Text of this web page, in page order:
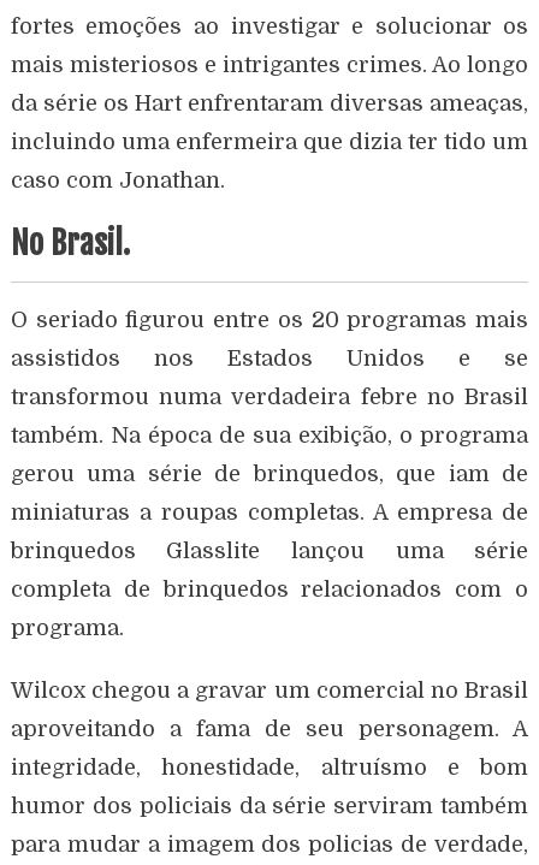
fortes emoções ao investigar e solucionar os
mais misteriosos e intrigantes crimes. Ao longo
da série os Hart enfrentaram diversas ameaças,
incluindo uma enfermeira que dizia ter tido um
caso com Jonathan.
No Brasil.
O seriado figurou entre os 20 programas mais
assistidos nos Estados Unidos e se
transformou numa verdadeira febre no Brasil
também. Na época de sua exibição, o programa
gerou uma série de brinquedos, que iam de
miniaturas a roupas completas. A empresa de
brinquedos Glasslite lançou uma série
completa de brinquedos relacionados com o
programa.
Wilcox chegou a gravar um comercial no Brasil
aproveitando a fama de seu personagem. A
integridade, honestidade, altruísmo e bom
humor dos policiais da série serviram também
para mudar a imagem dos policias de verdade,